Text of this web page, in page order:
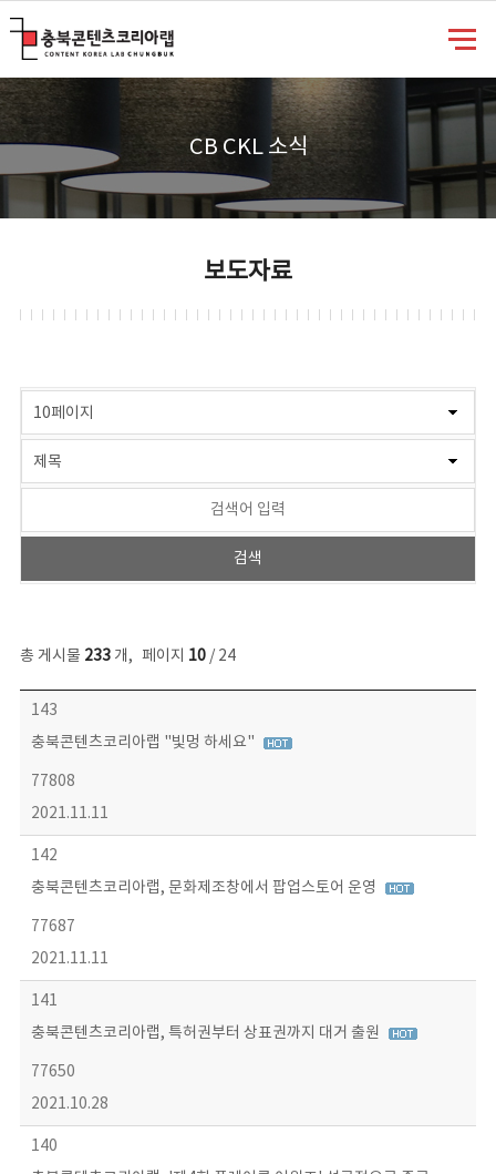
CB CKL 소식
보도자료
총 게시물 233개, 페이지 10/ 24
보도자료 목록 - 번호, 제목, 작성자, 파일, 조회수, 작성일 정보 제공
143
충북콘텐츠코리아랩 "빛멍 하세요"
77808
2021.11.11
142
충북콘텐츠코리아랩, 문화제조창에서 팝업스토어 운영
77687
2021.11.11
141
충북콘텐츠코리아랩, 특허권부터 상표권까지 대거 출원
77650
2021.10.28
140